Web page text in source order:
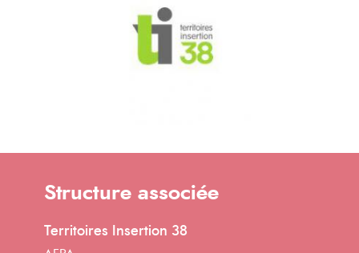
Structure associée
Territoires Insertion 38